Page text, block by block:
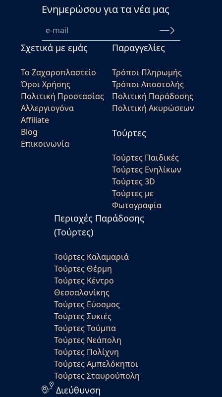
Ενημερώσου για τα νέα μας
Σχετικά με εμάς
Το Ζαχαροπλαστείο
Όροι Χρήσης
Πολιτική Προστασίας
Αλλεργιογόνα
Affiliate
Blog
Επικοινωνία
Παραγγελίες
Τρόποι Πληρωμής
Τρόποι Αποστολής
Πολιτική Παράδοσης
Πολιτική Ακυρώσεων
Τούρτες
Τούρτες Παιδικές
Τούρτες Ενηλίκων
Τούρτες 3D
Τούρτες με
Φωτογραφία
Περιοχές Παράδοσης
(Τούρτες)
Τούρτες Καλαμαριά
Τούρτες Θέρμη
Τούρτες Κέντρο
Θεσσαλονίκης
Τούρτες Εύοσμος
Τούρτες Συκιές
Τούρτες Τούμπα
Τούρτες Νεάπολη
Τούρτες Πολίχνη
Τούρτες Αμπελόκηποι
Τούρτες Σταυρούπολη
Διεύθυνση